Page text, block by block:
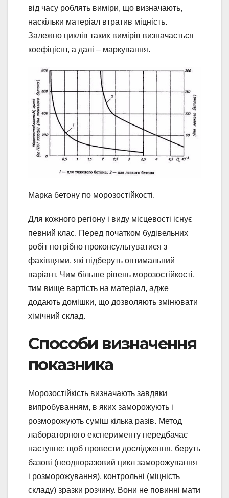
від часу роблять виміри, що визначають,
наскільки матеріал втратив міцність.
Залежно циклів таких вимірів визначається
коефіцієнт, а далі – маркування.
Марка бетону по морозостійкості.
Для кожного регіону і виду місцевості існує
певний клас. Перед початком будівельних
робіт потрібно проконсультуватися з
фахівцями, які підберуть оптимальний
варіант. Чим більше рівень морозостійкості,
тим вище вартість на матеріал, адже
додають домішки, що дозволяють змінювати
хімічний склад.
Способи визначення
показника
Морозостійкість визначають завдяки
випробуванням, в яких заморожують і
розморожують суміш кілька разів. Метод
лабораторного експерименту передбачає
наступне: щоб провести дослідження, беруть
базові (неодноразовий цикл заморожування
і розморожування), контрольні (міцність
складу) зразки розчину. Вони не повинні мати